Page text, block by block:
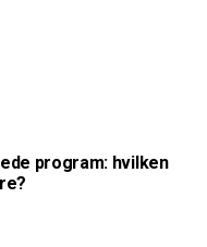
program: hvilken